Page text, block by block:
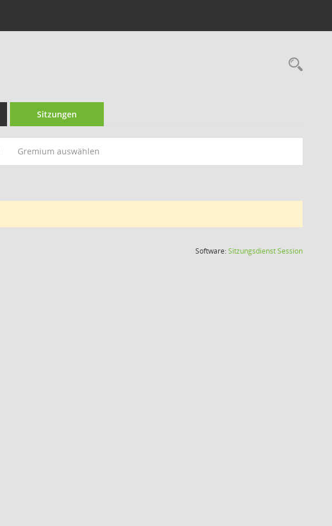
Sitzungen
Gremium auswählen
Software:SitzungsdienstSession(Wird in